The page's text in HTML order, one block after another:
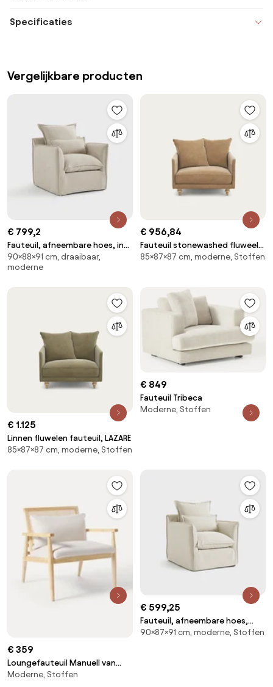
Specificaties
Vergelijkbare producten
€ 799,2
Fauteuil, afneembare hoes, in
gemêleerd polyester, ODNA
90×88×91 cm, draaibaar,
moderne
€ 956,84
Fauteuil stonewashed fluweel,
Lazare
85×87×87 cm, moderne, Stoffen
€ 1.125
Linnen fluwelen fauteuil, LAZARE
85×87×87 cm, moderne, Stoffen
€ 849
Fauteuil Tribeca
Moderne, Stoffen
€ 359
Loungefauteuil Manuell van
rubberhout
Moderne, Stoffen
€ 599,25
Fauteuil, afneembare hoes,
polyester, Odna
90×87×91 cm, moderne, Stoffen